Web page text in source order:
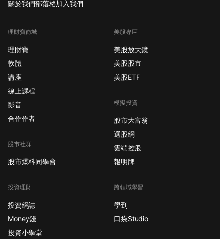
關於我們部落格加入我們
理財寶商城
理財寶
軟體
講座
線上課程
影音
合作作者
股市社群
股市爆料同學會
投資理財
投資網誌
Money錢
投資小學堂
美股專區
美股放大鏡
美股股市
美股ETF
模擬投資
股市大富翁
選股網
雲端控股
報明牌
跨領域學習
學到
口袋Studio